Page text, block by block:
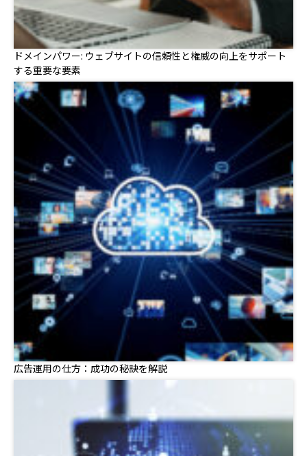
ドメインパワー: ウェブサイトの信頼性と権威の向上をサポート
する重要な要素
広告運用の仕方：成功の秘訣を解説